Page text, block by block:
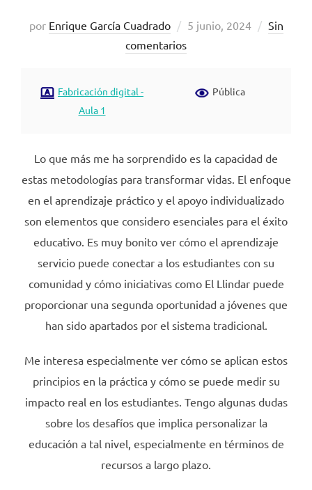
por Enrique García Cuadrado
Publicado
el
5 junio, 2024
Sin
comentarios
Fabricación digital -
Aula 1
Pública
Lo que más me ha sorprendido es la capacidad de
estas metodologías para transformar vidas. El enfoque
en el aprendizaje práctico y el apoyo individualizado
son elementos que considero esenciales para el éxito
educativo. Es muy bonito ver cómo el aprendizaje
servicio puede conectar a los estudiantes con su
comunidad y cómo iniciativas como El Llindar puede
proporcionar una segunda oportunidad a jóvenes que
han sido apartados por el sistema tradicional.
Me interesa especialmente ver cómo se aplican estos
principios en la práctica y cómo se puede medir su
impacto real en los estudiantes. Tengo algunas dudas
sobre los desafíos que implica personalizar la
educación a tal nivel, especialmente en términos de
recursos a largo plazo.